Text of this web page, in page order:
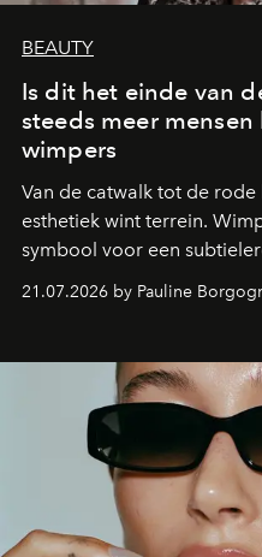
BEAUTY
Is dit het einde van
steeds meer
wimpers
Van de catwalk tot de
esthetiek wint terrein.
symbool voor een
aan make-up.
21.07.2026 by Pauline